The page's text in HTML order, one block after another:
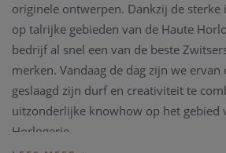
originele ontwerpen. Dankzij de sterke
op talrijke gebieden van de Haute
bedrijf al snel een van de beste
merken. Vandaag de dag zijn we
geslaagd zijn durf en creativiteit te
uitzonderlijke knowhow op het gebied
Horlogerie.